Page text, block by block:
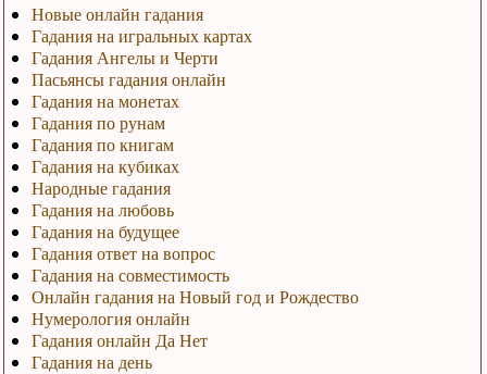
Новые онлайн гадания
Гадания на игральных картах
Гадания Ангелы и Черти
Пасьянсы гадания онлайн
Гадания на монетах
Гадания по рунам
Гадания по книгам
Гадания на кубиках
Народные гадания
Гадания на любовь
Гадания на будущее
Гадания ответ на вопрос
Гадания на совместимость
Онлайн гадания на Новый год и Рождество
Нумерология онлайн
Гадания онлайн Да Нет
Гадания на день